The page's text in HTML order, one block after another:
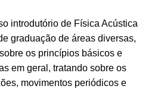
introdutório de Física Acústica
graduação de áreas diversas,
os princípios básicos e
em geral, tratando sobre os
movimentos periódicos e